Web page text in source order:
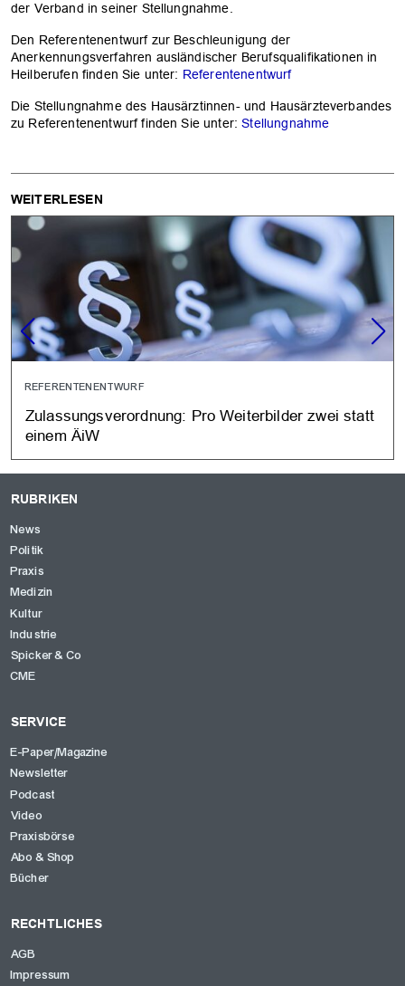
der Verband in seiner Stellungnahme.
Den Referentenentwurf zur Beschleunigung der
Anerkennungsverfahren ausländischer Berufsqualifikationen in
Heilberufen finden Sie unter: Referentenentwurf
Die Stellungnahme des Hausärztinnen- und Hausärzteverbandes
zu Referentenentwurf finden Sie unter:Stellungnahme
WEITERLESEN
REFERENTENENTWURF
Zulassungsverordnung: Pro Weiterbilder zwei statt
einem ÄiW
RUBRIKEN
News
Politik
Praxis
Medizin
Kultur
Industrie
Spicker & Co
CME
SERVICE
E-Paper/Magazine
Newsletter
Podcast
Video
Praxisbörse
Abo & Shop
Bücher
RECHTLICHES
AGB
Impressum